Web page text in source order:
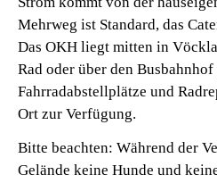
Mehrweg ist Standard, das
Das OKH liegt mitten in
Rad oder über den
Fahrradabstellplätze und
Ort zur Verfügung.
Bitte beachten: Während der
Gelände keine Hunde und